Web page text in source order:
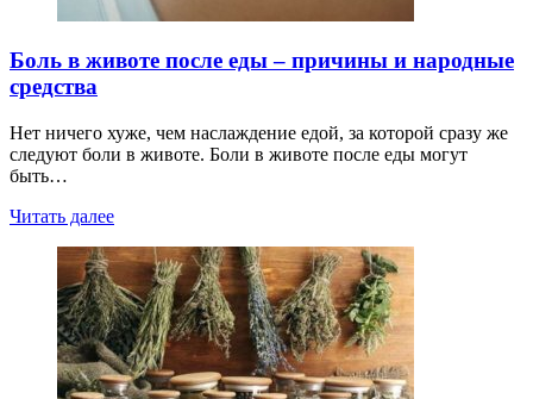
Боль в животе после еды – причины и народные
средства
Нет ничего хуже, чем наслаждение едой, за которой сразу же
следуют боли в животе. Боли в животе после еды могут
быть…
Читать далее